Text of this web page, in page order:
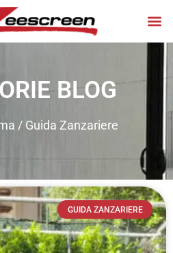
BLOG
/ Guida Zanzariere
GUIDA ZANZARIERE